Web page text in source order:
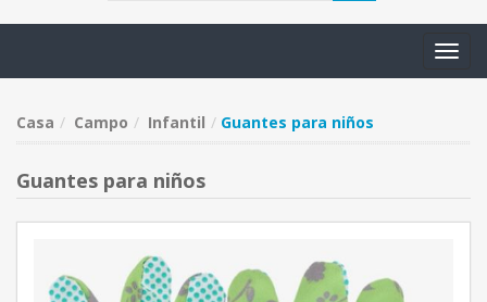
Casa Campo Infantil Guantes para niños
Guantes para niños